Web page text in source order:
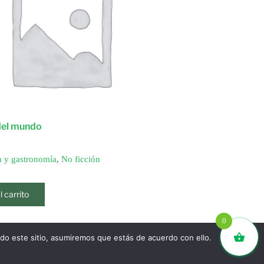
mundo
y gastronomía, No ficción
carrito
0
este sitio, asumiremos que estás de acuerdo con ello.